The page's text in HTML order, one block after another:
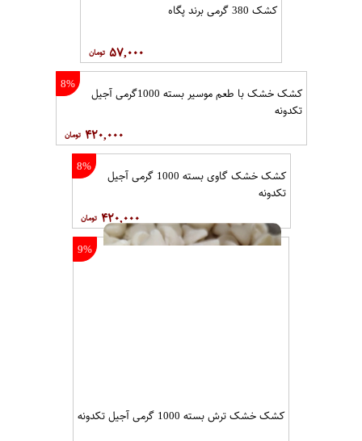
کشک 380 گرمی برند پگاه
۵۷,۰۰۰
8%
کشک خشک با طعم موسیر بسته 1000گرمی آجیل
تکدونه
۴۲۰,۰۰۰
8%
کشک خشک گاوی بسته 1000 گرمی آجیل
تکدونه
۴۲۰,۰۰۰
9%
کشک خشک ترش بسته 1000 گرمی آجیل تکدونه